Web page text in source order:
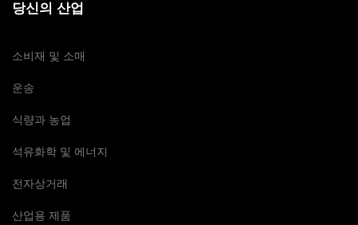
당신의 산업
소비재 및 소매
운송
식량과 농업
석유화학 및 에너지
전자상거래
산업용 제품